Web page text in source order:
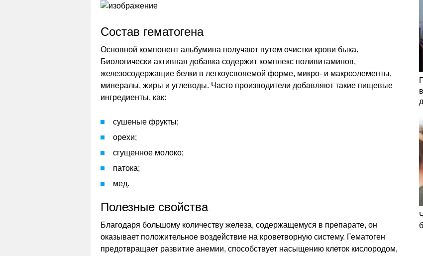
Состав гематогена
Основной компонент альбумина получают путем очистки крови быка.
Биологически активная добавка содержит комплекс поливитаминов,
железосодержащие белки в легкоусвояемой форме, микро- и макроэлементы,
минералы, жиры и углеводы. Часто производители добавляют такие пищевые
ингредиенты, как:
сушеные фрукты;
орехи;
сгущенное молоко;
патока;
мед.
Полезные свойства
Благодаря большому количеству железа, содержащемуся в препарате, он
оказывает положительное воздействие на кроветворную систему. Гематоген
предотвращает развитие анемии, способствует насыщению клеток кислородом,